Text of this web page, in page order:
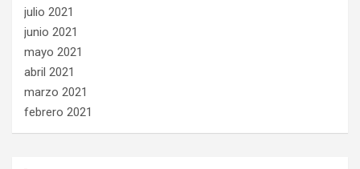
julio 2021
junio 2021
mayo 2021
abril 2021
marzo 2021
febrero 2021